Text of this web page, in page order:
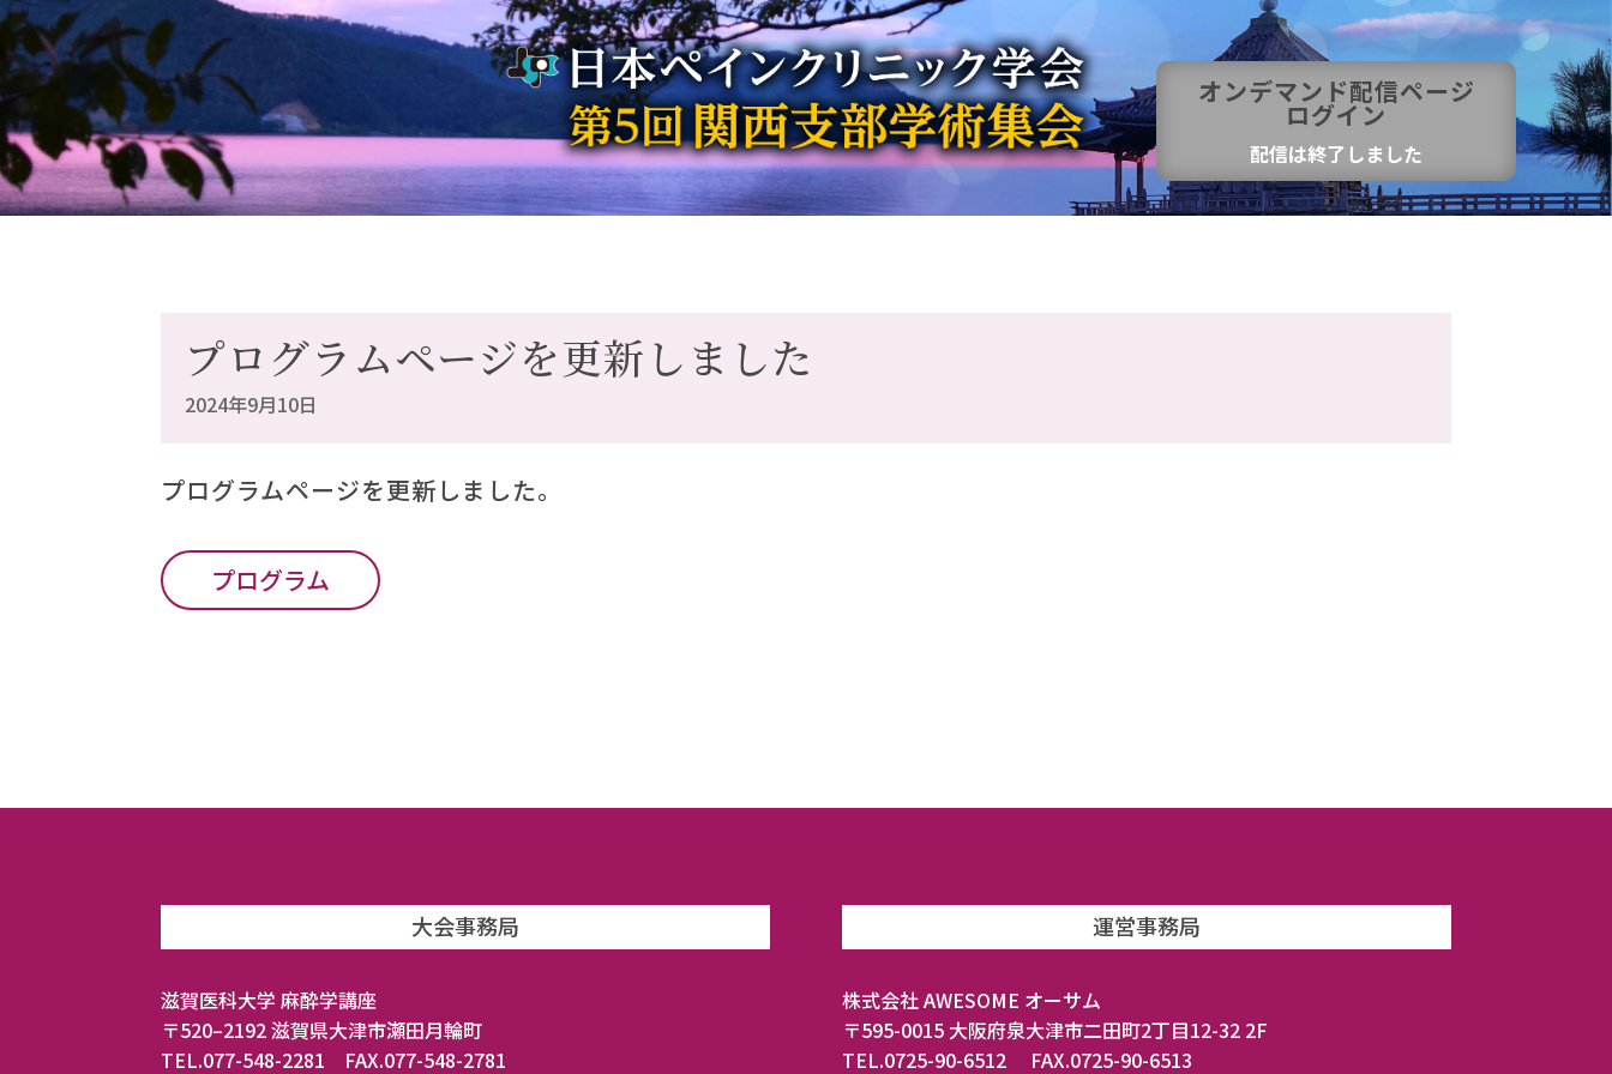
オンデマンド配信ページ
ログイン
配信は終了しました
プログラムページを更新しました
2024年9月10日
プログラムページを更新しました。
プログラム
大会事務局
滋賀医科大学 麻酔学講座
〒520–2192 滋賀県大津市瀬田月輪町
TEL.077-548-2281 FAX.077-548-2781
運営事務局
株式会社 AWESOME オーサム
〒595-0015 大阪府泉大津市二田町2丁目12-32 2F
TEL.0725-90-6512 FAX.0725-90-6513